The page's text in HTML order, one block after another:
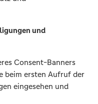
und
Consent-Banners
beim ersten Aufruf der
eingesehen und